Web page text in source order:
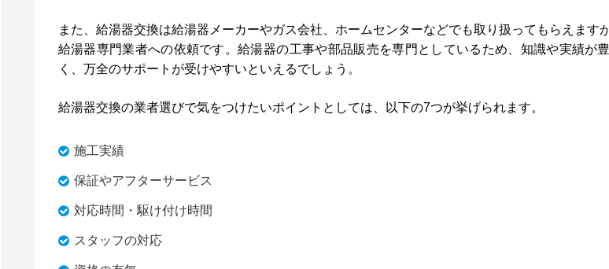
また、給湯器交換は給湯器メーカーやガス会社、ホームセンターなどでも取り扱ってもらえます
給湯器専門業者への依頼です。給湯器の工事や部品販売を専門としているため、知識や実績が
く、万全のサポートが受けやすいといえるでしょう。
給湯器交換の業者選びで気をつけたいポイントとしては、以下の7つが挙げられます。
施工実績
保証やアフターサービス
対応時間・駆け付け時間
スタッフの対応